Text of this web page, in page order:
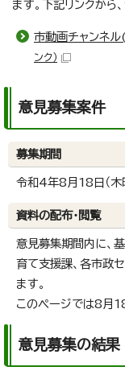
ます。下記リンクから
市動画チャンネ
ンク）
意見募集案件
募集期間
令和4年8月18日（木
資料の配布・閲覧
意見募集期間内に、
育て支援課、各市政セ
ます。
このページでは8月18
意見募集の結果